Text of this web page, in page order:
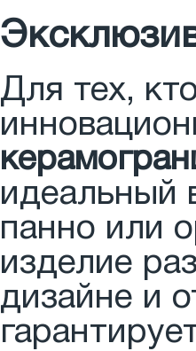
Для тех,
идеальный
панно или
изделие
дизайне и